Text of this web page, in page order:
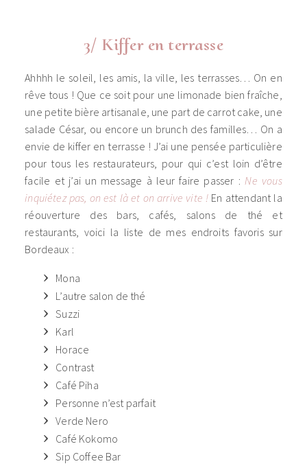
3/ Kiffer en terrasse
Ahhhh le soleil, les amis, la ville, les terrasses… On en
rêve tous ! Que ce soit pour une limonade bien fraîche,
une petite bière artisanale, une part de carrot cake, une
salade César, ou encore un brunch des familles… On a
envie de kiffer en terrasse ! J’ai une pensée particulière
pour tous les restaurateurs, pour qui c’est loin d’être
facile et j’ai un message à leur faire passer : Ne vous
inquiétez pas, on est là et on arrive vite ! En attendant la
réouverture des bars, cafés, salons de thé et
restaurants, voici la liste de mes endroits favoris sur
Bordeaux :
Mona
L’autre salon de thé
Suzzi
Karl
Horace
Contrast
Café Piha
Personne n’est parfait
Verde Nero
Café Kokomo
Sip Coffee Bar